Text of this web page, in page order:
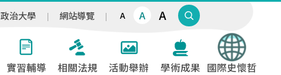
政治大學 網站導覽 A A A
實習輔導 相關法規 活動舉辦 學術成果 國際史懷哲